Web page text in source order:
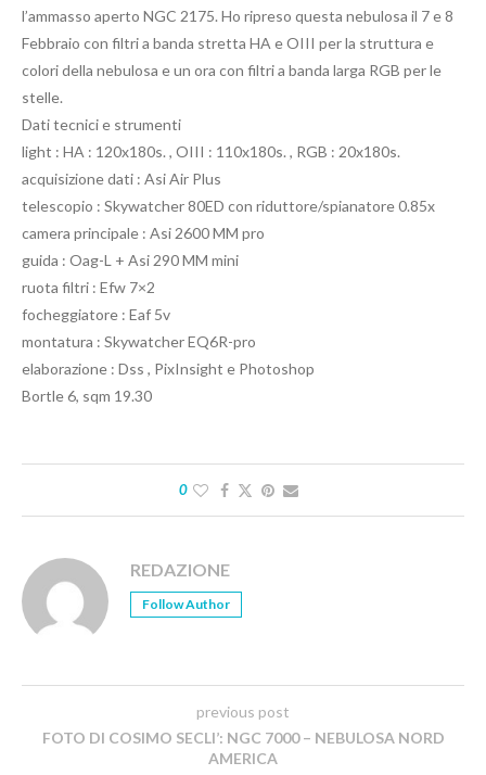
l’ammasso aperto NGC 2175. Ho ripreso questa nebulosa il 7 e 8
Febbraio con filtri a banda stretta HA e OIII per la struttura e
colori della nebulosa e un ora con filtri a banda larga RGB per le
stelle.
Dati tecnici e strumenti
light : HA : 120x180s. , OIII : 110x180s. , RGB : 20x180s.
acquisizione dati : Asi Air Plus
telescopio : Skywatcher 80ED con riduttore/spianatore 0.85x
camera principale : Asi 2600 MM pro
guida : Oag-L + Asi 290 MM mini
ruota filtri : Efw 7×2
focheggiatore : Eaf 5v
montatura : Skywatcher EQ6R-pro
elaborazione : Dss , PixInsight e Photoshop
Bortle 6, sqm 19.30
0
REDAZIONE
Follow Author
previous post
FOTO DI COSIMO SECLI’: NGC 7000 – NEBULOSA NORD
AMERICA